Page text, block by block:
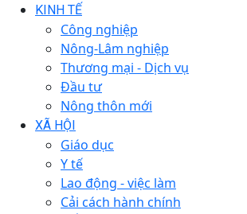
KINH TẾ
Công nghiệp
Nông-Lâm nghiệp
Thương mại - Dịch vụ
Đầu tư
Nông thôn mới
XÃ HỘI
Giáo dục
Y tế
Lao động - việc làm
Cải cách hành chính